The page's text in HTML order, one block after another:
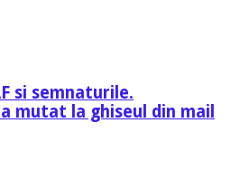
si semnaturile.
mutat la ghiseul din mail